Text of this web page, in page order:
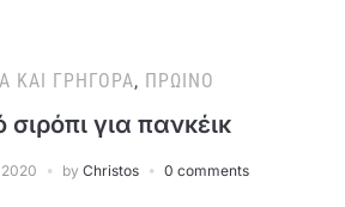
ΚΑΙ ΓΡΉΓΟΡΑ, ΠΡΩΙΝΌ
σιρόπι για πανκέικ
2020 by Christos 0 comments